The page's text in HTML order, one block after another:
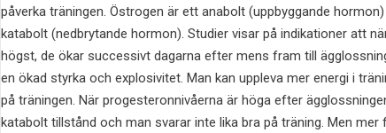
påverka träningen. Östrogen är ett anabolt (uppbyggande
katabolt (nedbrytande hormon). Studier visar på indikationer att
högst, de ökar successivt dagarna efter mens fram till
en ökad styrka och explosivitet. Man kan uppleva mer energi i
på träningen. När progesteronnivåerna är höga efter
katabolt tillstånd och man svarar inte lika bra på träning. Men